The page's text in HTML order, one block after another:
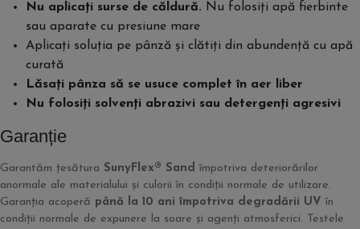
Nu aplicați surse de căldură. Nu folosiți apă fierbinte
sau aparate cu presiune mare
Aplicați soluția pe pânză și clătiți din abundență cu apă
curată
Lăsați pânza să se usuce complet în aer liber
Nu folosiți solvenți abrazivi sau detergenți agresivi
Garanție
Garantăm țesătura SunyFlex® Sand împotriva deteriorărilor
anormale ale materialului și culorii în condiții normale de utilizare.
Garanția acoperă până la 10 ani împotriva degradării UV în
condiții normale de expunere la soare și agenți atmosferici. Testele